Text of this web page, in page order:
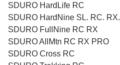
SDURO HardLife RC
SDURO HardNine SL. RC. RX.
SDURO FullNine RC RX
SDURO AllMtn RC RX PRO
SDURO Cross RC